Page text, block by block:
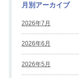
月別アーカイブ
2026年7月
2026年6月
2026年5月